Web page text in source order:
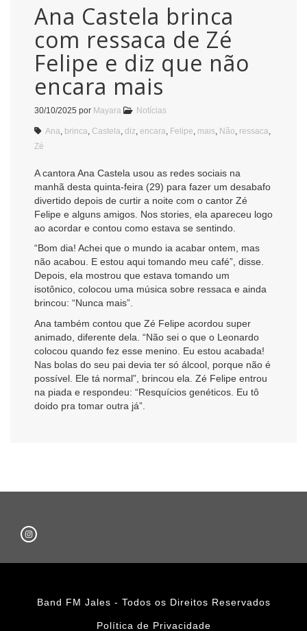
Ana Castela brinca
com ressaca de Zé
Felipe e diz que não
encara mais
30/10/2025 por Mayara Notícias
Ana brinca Castela diz encara Felipe mais Não ressaca
Zé
A cantora Ana Castela usou as redes sociais na
manhã desta quinta-feira (29) para fazer um desabafo
divertido depois de curtir a noite com o cantor Zé
Felipe e alguns amigos. Nos stories, ela apareceu logo
ao acordar e contou como estava se sentindo.
“Bom dia! Achei que o mundo ia acabar ontem, mas
não acabou. E estou aqui tomando meu café”, disse.
Depois, ela mostrou que estava tomando um
isotônico, colocou uma música sobre ressaca e ainda
brincou: “Nunca mais”.
Ana também contou que Zé Felipe acordou super
animado, diferente dela. “Não sei o que o Leonardo
colocou quando fez esse menino. Eu estou acabada!
Nas bolas do seu pai devia ter só álcool, porque não é
possível. Ele tá normal”, brincou ela. Zé Felipe entrou
na piada e respondeu: “Resquícios genéticos. Eu tô
doido pra tomar outra já”.
Band FM Jales - Todos os Direitos Reservados
Política de Privacidade